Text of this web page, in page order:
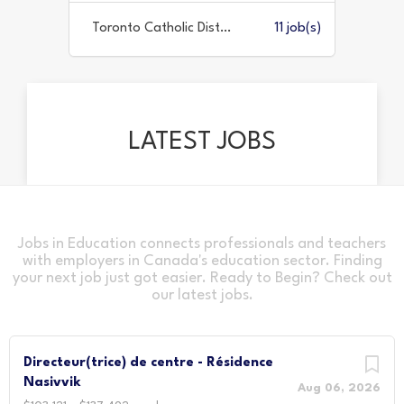
Toronto Catholic District School Board 11 job(s)
LATEST JOBS
Jobs in Education connects professionals and teachers
with employers in Canada's education sector. Finding
your next job just got easier. Ready to Begin? Check out
our latest jobs.
Aug 06, 2026
Directeur(trice) de centre - Résidence
Nasivvik